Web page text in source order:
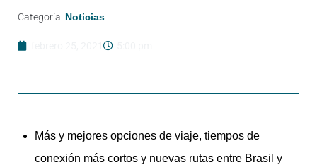
Categoría: Noticias
Más y mejores opciones de viaje, tiempos de
conexión más cortos y nuevas rutas entre Brasil y